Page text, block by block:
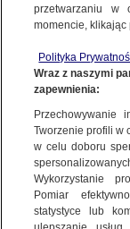
FAKTY | ZOBACZ
Rusza sezon
FAKTY PO
FAKTY O
WIĘCEJ
KANAŁY
przetwarzaniu w
momencie, klikając
Polityka
Wraz z naszymi
zapewnienia:
Przechowywanie
Tworzenie profili w
w celu doboru
Wykorzystanie
Pomiar
statystyce lub